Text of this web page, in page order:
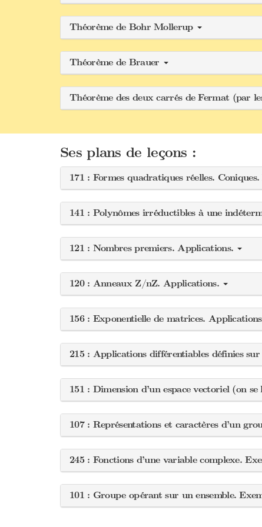
Théorème de Bohr Mollerup
Théorème de Brauer
Théorème des deux carrés de Fermat (par
Ses plans de leçons :
171 : Formes quadratiques réelles.
141 : Polynômes irréductibles à une
121 : Nombres premiers. Applications.
120 : Anneaux Z/nZ. Applications.
156 : Exponentielle de matrices.
215 : Applications différentiables définies
151 : Dimension d’un espace vectoriel (on
107 : Représentations et caractères d’un
245 : Fonctions d’une variable complexe.
101 : Groupe opérant sur un ensemble.